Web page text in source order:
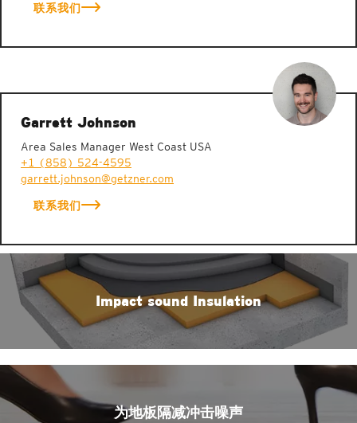
联系我们
Garrett Johnson
Area Sales Manager West Coast USA
+1 (858) 524-4595
garrett.johnson@getzner.com
联系我们
Impact sound Insulation
为地板隔减冲击噪声